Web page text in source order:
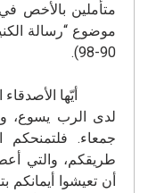
متأملين بالأخص
موضوع “رسالة
90-98).
أيّها الأصدقاء
لدى الرب يسوع،
جمعاء. فلتمنحكم
طريقكم، والتي
أن تعيشوا